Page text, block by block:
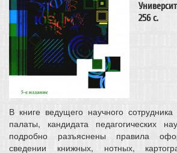
256 c.
В книге ведущего научного
палаты, кандидата педагогических
подробно разъяснены правила
сведении книжных, нотных,